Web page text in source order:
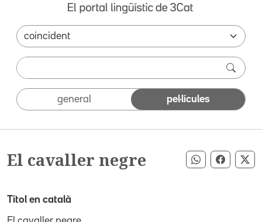
general pel·lícules
El cavaller negre Compartir
Títol en català